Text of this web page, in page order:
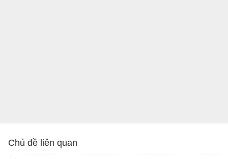
Chủ đề liên quan